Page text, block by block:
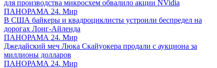
для производства микросхем обвалило акции NVidia
ПАНОРАМА 24. Мир
В США байкеры и квадроциклисты устроили беспредел на
дорогах Лонг-Айленда
ПАНОРАМА 24. Мир
Джедайский меч Люка Скайуокера продали с аукциона за
миллионы долларов
ПАНОРАМА 24. Мир